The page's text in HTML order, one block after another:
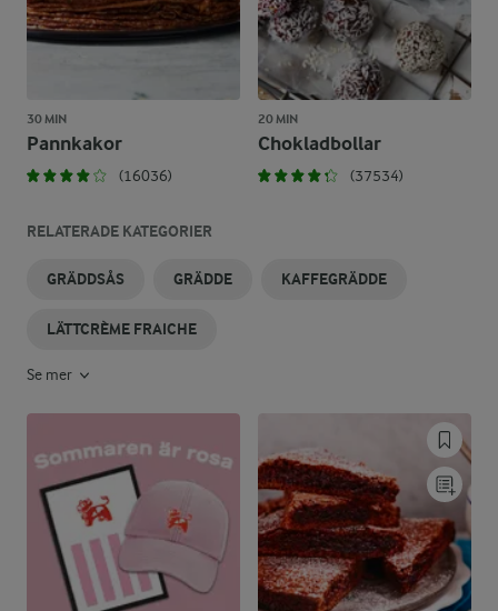
30 MIN
Pannkakor
(16036)
20 MIN
Chokladbollar
(37534)
RELATERADE KATEGORIER
GRÄDDSÅS GRÄDDE KAFFEGRÄDDE
LÄTTCRÈME FRAICHE
Se mer